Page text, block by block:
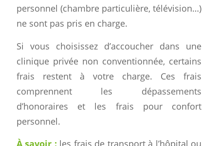
personnel (chambre particulière, télévision…)
ne sont pas pris en charge.
Si vous choisissez d’accoucher dans une
clinique privée non conventionnée, certains
frais restent à votre charge. Ces frais
comprennent les dépassements
d’honoraires et les frais pour confort
personnel.
À savoir : les frais de transport à l’hôpital ou